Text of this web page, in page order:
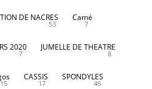
DE NACRES
53
Camé
7
2020
7
JUMELLE DE THEATRE
8
15
CASSIS
17
SPONDYLES
46